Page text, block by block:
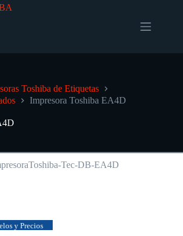
Toshiba de Etiquetas
Impresora Toshiba EA4D
y Precios